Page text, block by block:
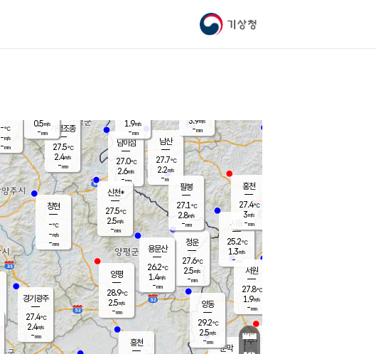
기상청
문막
남이섬
27.0℃
2.6m/s
-mm
남산
27.7℃
2.2m/s
-mm
청운
27.6℃
2.5m/s
-mm
팔봉
27.1℃
2.8m/s
-mm
양동
29.2℃
2.5m/s
-mm
경기광주
27.4℃
2.4m/s
-mm
1.9m/s
-mm
가평조종
27.5℃
2.4m/s
-mm
-℃
-m/s
-mm
신천*
27.5℃
2.5m/s
-mm
창현
-℃
-m/s
-mm
0.5m/s
-mm
흥천
시동
25.2℃
1.3m/s
- mm
서원
27.8℃
1.9m/s
-mm
용문산
26.2℃
1.4m/s
-mm
홍천
27.4℃
3m/s
-mm
양평
28.9℃
2.5m/s
-mm
3.9m/s
-mm